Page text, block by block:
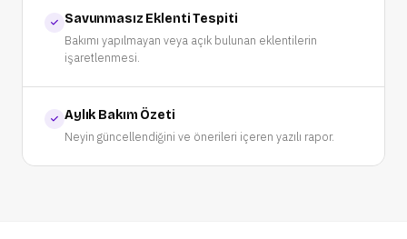
Savunmasız Eklenti Tespiti
Bakımı yapılmayan veya açık bulunan eklentilerin
işaretlenmesi.
Aylık Bakım Özeti
Neyin güncellendiğini ve önerileri içeren yazılı rapor.